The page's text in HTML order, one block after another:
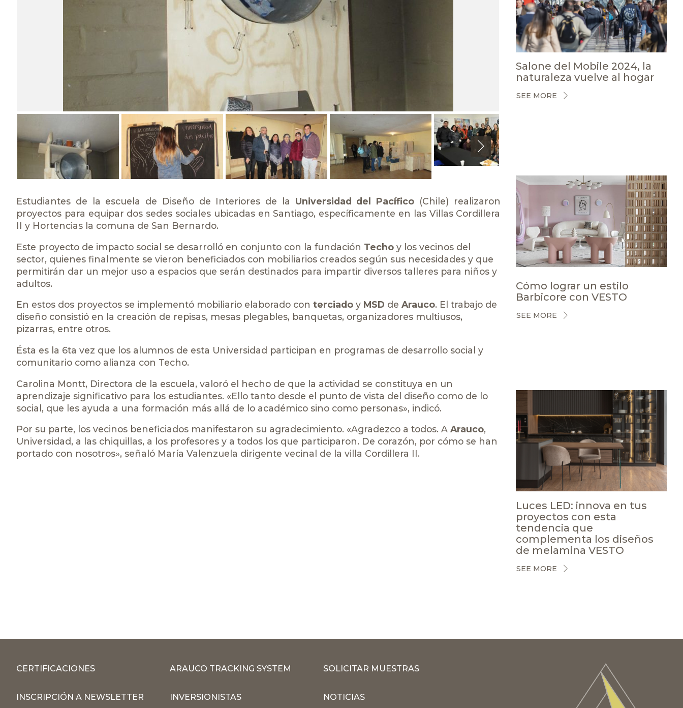
Next
Estudiantes de la escuela de Diseño de Interiores de la Universidad del Pacífico (Chile) realizaron
proyectos para equipar dos sedes sociales ubicadas en Santiago, específicamente en las Villas Cordillera
II y Hortencias la comuna de San Bernardo.
Este proyecto de impacto social se desarrolló en conjunto con la fundación Techo y los vecinos del
sector, quienes finalmente se vieron beneficiados con mobiliarios creados según sus necesidades y que
permitirán dar un mejor uso a espacios que serán destinados para impartir diversos talleres para niños y
adultos.
En estos dos proyectos se implementó mobiliario elaborado con terciado y MSD de Arauco. El trabajo de
diseño consistió en la creación de repisas, mesas plegables, banquetas, organizadores multiusos,
pizarras, entre otros.
Ésta es la 6ta vez que los alumnos de esta Universidad participan en programas de desarrollo social y
comunitario como alianza con Techo.
Carolina Montt, Directora de la escuela, valoró el hecho de que la actividad se constituya en un
aprendizaje significativo para los estudiantes. «Ello tanto desde el punto de vista del diseño como de lo
social, que les ayuda a una formación más allá de lo académico sino como personas», indicó.
Por su parte, los vecinos beneficiados manifestaron su agradecimiento. «Agradezco a todos. A Arauco,
Universidad, a las chiquillas, a los profesores y a todos los que participaron. De corazón, por cómo se han
portado con nosotros», señaló María Valenzuela dirigente vecinal de la villa Cordillera II.
Salone del Mobile 2024, la
naturaleza vuelve al hogar
SEE MORE
Cómo lograr un estilo
Barbicore con VESTO
SEE MORE
Luces LED: innova en tus
proyectos con esta
tendencia que
complementa los diseños
de melamina VESTO
SEE MORE
CERTIFICACIONES ARAUCO TRACKING SYSTEM SOLICITAR MUESTRAS
INSCRIPCIÓN A NEWSLETTER INVERSIONISTAS NOTICIAS